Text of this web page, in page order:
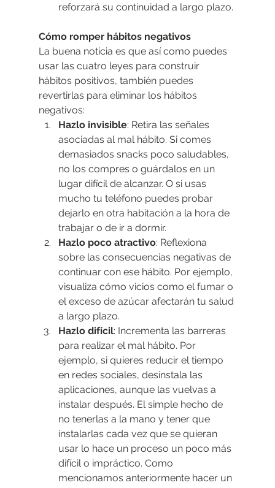
reforzará su continuidad a largo plazo.
Cómo romper hábitos negativos
La buena noticia es que así como puedes
usar las cuatro leyes para construir
hábitos positivos, también puedes
revertirlas para eliminar los hábitos
negativos:
Hazlo invisible: Retira las señales
asociadas al mal hábito. Si comes
demasiados snacks poco saludables,
no los compres o guárdalos en un
lugar difícil de alcanzar. O si usas
mucho tu teléfono puedes probar
dejarlo en otra habitación a la hora de
trabajar o de ir a dormir.
Hazlo poco atractivo: Reflexiona
sobre las consecuencias negativas de
continuar con ese hábito. Por ejemplo,
visualiza cómo vicios como el fumar o
el exceso de azúcar afectarán tu salud
a largo plazo.
Hazlo difícil: Incrementa las barreras
para realizar el mal hábito. Por
ejemplo, si quieres reducir el tiempo
en redes sociales, desinstala las
aplicaciones, aunque las vuelvas a
instalar después. El simple hecho de
no tenerlas a la mano y tener que
instalarlas cada vez que se quieran
usar lo hace un proceso un poco más
difícil o impráctico. Como
mencionamos anteriormente hacer un